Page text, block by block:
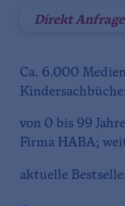
Direkt
Ca. 6.000
von 0 bis 99
Firma HABA;
aktuelle